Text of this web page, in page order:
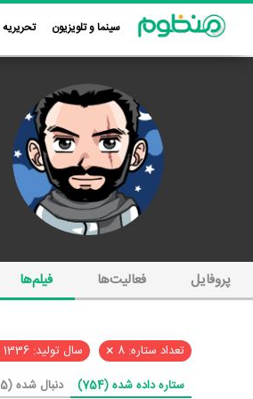
سینما و تلویزیون تحریریه
پروفایل فعالیت‌ها فیلم‌ها
تعداد ستاره: 8 × سال تولید: 1336
ستاره داده شده (754) دنبال شده (25)